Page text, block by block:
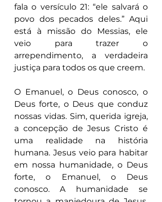
fala o versículo 21: “ele salvará o
povo dos pecados deles.” Aqui
está à missão do Messias, ele
veio para trazer o
arrependimento, a verdadeira
justiça para todos os que creem.
O Emanuel, o Deus conosco, o
Deus forte, o Deus que conduz
nossas vidas. Sim, querida igreja,
a concepção de Jesus Cristo é
uma realidade na história
humana. Jesus veio para habitar
em nossa humanidade, o Deus
forte, o Emanuel, o Deus
conosco. A humanidade se